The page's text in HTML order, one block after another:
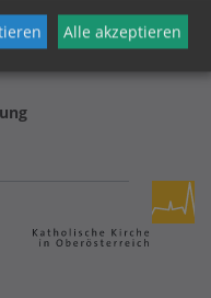
Alle akzeptieren